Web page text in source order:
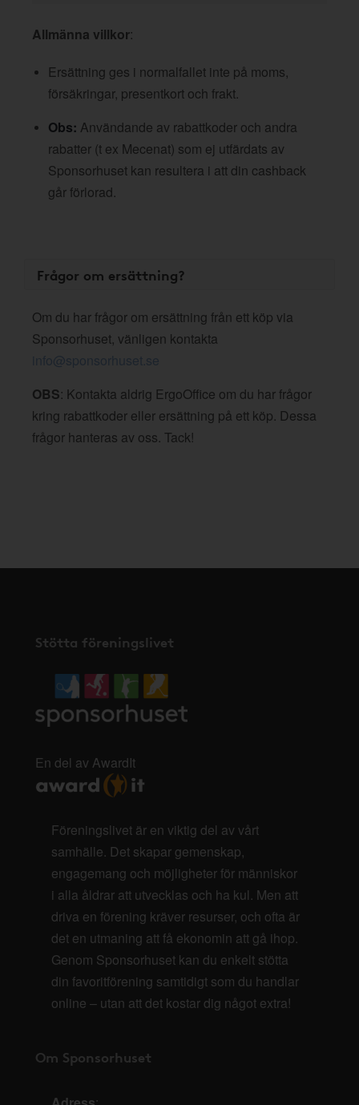
Allmänna villkor:
Ersättning ges i normalfallet inte på moms,
försäkringar, presentkort och frakt.
Obs: Användande av rabattkoder och andra
rabatter (t ex Mecenat) som ej utfärdats av
Sponsorhuset kan resultera i att din cashback
går förlorad.
Frågor om ersättning?
Om du har frågor om ersättning från ett köp via
Sponsorhuset, vänligen kontakta
info@sponsorhuset.se
OBS: Kontakta aldrig ErgoOffice om du har frågor
kring rabattkoder eller ersättning på ett köp. Dessa
frågor hanteras av oss. Tack!
Stötta föreningslivet
En del av AwardIt
Föreningslivet är en viktig del av vårt
samhälle. Det skapar gemenskap,
engagemang och möjligheter för människor
i alla åldrar att utvecklas och ha kul. Men att
driva en förening kräver resurser, och ofta är
det en utmaning att få ekonomin att gå ihop.
Genom Sponsorhuset kan du enkelt stötta
din favoritförening samtidigt som du handlar
online – utan att det kostar dig något extra!
Om Sponsorhuset